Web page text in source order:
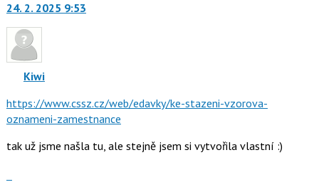
další
nový
názor.
K
navigaci
použít
i
N
24. 2. 2025 9:53
Kiwi
https://www.cssz.cz/web/edavky/ke-stazeni-vzorova-
oznameni-zamestnance
tak už jsme našla tu, ale stejně jsem si vytvořila vlastní :)